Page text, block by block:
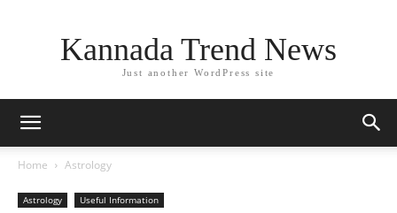
Kannada Trend News
Just another WordPress site
Home Astrology
Astrology Useful Information